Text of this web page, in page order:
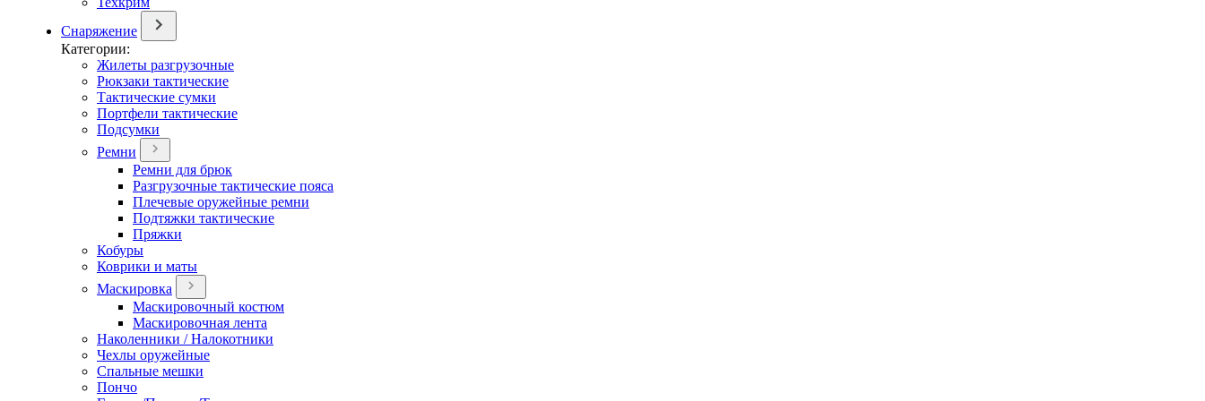
Снаряжение
Категории:
Жилеты разгрузочные
Рюкзаки тактические
Тактические сумки
Портфели тактические
Подсумки
Ремни
Ремни для брюк
Разгрузочные тактические пояса
Плечевые оружейные ремни
Подтяжки тактические
Пряжки
Кобуры
Коврики и маты
Маскировка
Маскировочный костюм
Маскировочная лента
Наколенники / Налокотники
Чехлы оружейные
Спальные мешки
Пончо